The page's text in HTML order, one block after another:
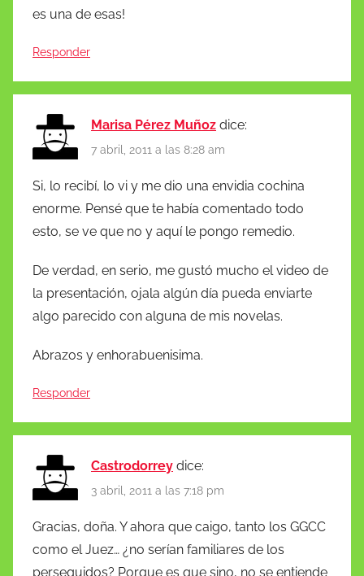
es una de esas!
Responder
Marisa Pérez Muñoz dice:
7 abril, 2011 a las 8:28 am
Si, lo recibí, lo vi y me dio una envidia cochina
enorme. Pensé que te había comentado todo
esto, se ve que no y aquí le pongo remedio.
De verdad, en serio, me gustó mucho el video de
la presentación, ojala algún día pueda enviarte
algo parecido con alguna de mis novelas.
Abrazos y enhorabuenisima.
Responder
Castrodorrey dice:
3 abril, 2011 a las 7:18 pm
Gracias, doña. Y ahora que caigo, tanto los GGCC
como el Juez… ¿no serían familiares de los
perseguidos? Porque es que sino, no se entiende